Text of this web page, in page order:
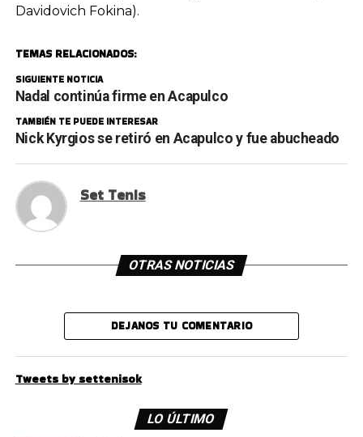
Davidovich Fokina).
TEMAS RELACIONADOS:
SIGUIENTE NOTICIA
Nadal continúa firme en Acapulco
TAMBIÉN TE PUEDE INTERESAR
Nick Kyrgios se retiró en Acapulco y fue abucheado
Set Tenis
OTRAS NOTICIAS
DEJANOS TU COMENTARIO
Tweets by settenisok
LO ÚLTIMO